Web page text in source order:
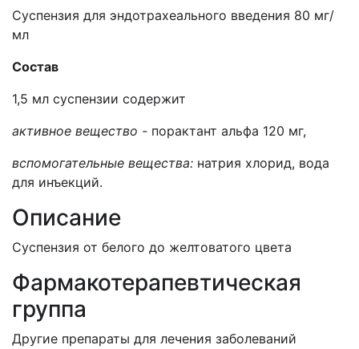
Суспензия для эндотрахеального введения 80 мг/
мл
Cостав
1,5 мл суспензии содержит
активное вещество - порактант альфа 120 мг,
вспомогательные вещества: натрия хлорид, вода
для инъекций.
Описание
Суспензия от белого до желтоватого цвета
Фармакотерапевтическая
группа
Другие препараты для лечения заболеваний